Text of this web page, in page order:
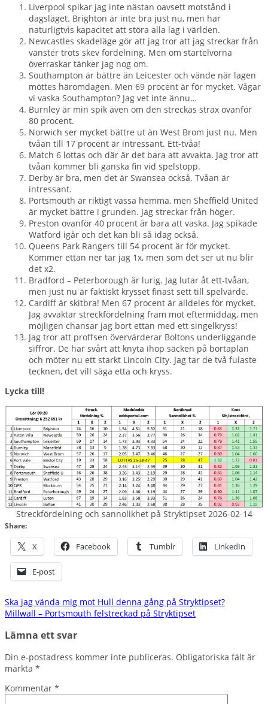
Liverpool spikar jag inte nästan oavsett motstånd i
dagsläget. Brighton är inte bra just nu, men har
naturligtvis kapacitet att störa alla lag i världen.
Newcastles skadeläge gör att jag tror att jag streckar från
vänster trots skev fördelning. Men om startelvorna
överraskar tänker jag nog om.
Southampton är bättre än Leicester och vände när lagen
möttes häromdagen. Men 69 procent är för mycket. Vågar
vi vaska Southampton? Jag vet inte ännu…
Burnley är min spik även om den streckas strax ovanför
80 procent.
Norwich ser mycket bättre ut än West Brom just nu. Men
tvåan till 17 procent är intressant. Ett-tvåa!
Match 6 lottas och där är det bara att avvakta. Jag tror att
tvåan kommer bli ganska fin vid spelstopp.
Derby är bra, men det är Swansea också. Tvåan är
intressant.
Portsmouth är riktigt vassa hemma, men Sheffield United
är mycket bättre i grunden. Jag streckar från höger.
Preston ovanför 40 procent är bara att vaska. Jag spikade
Watford igår och det kan bli så idag också.
Queens Park Rangers till 54 procent är för mycket.
Kommer ettan ner tar jag 1x, men som det ser ut nu blir
det x2.
Bradford – Peterborough är lurig. Jag lutar åt ett-tvåan,
men just nu är faktiskt krysset finast sett till spelvärde.
Cardiff är skitbra! Men 67 procent är alldeles för mycket.
Jag avvaktar streckfördelning fram mot eftermiddag, men
möjligen chansar jag bort ettan med ett singelkryss!
Jag tror att proffsen övervärderar Boltons underliggande
siffror. De har svårt att knyta ihop säcken på bortaplan
och möter nu ett starkt Lincoln City. Jag tar de två fulaste
tecknen, det vill säga etta och kryss.
Lycka till!
Streckfördelning och sannolikhet på Stryktipset 2026-02-14
Share:
X Facebook Tumblr LinkedIn
E-post
Inläggsnavigering
Ska jag vända mig mot Hull denna gång på Stryktipset?
Millwall – Portsmouth felstreckad på Stryktipset
Lämna ett svar
Din e-postadress kommer inte publiceras. Obligatoriska fält är
märkta *
Kommentar *